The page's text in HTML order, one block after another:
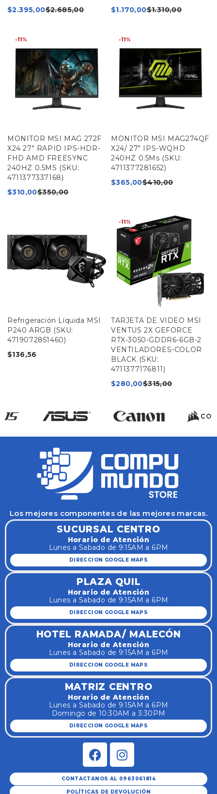
$2.685,00
$2.395,00
$1.310,00
$1.170,00
-11%
MONITOR MSI MAG 272F
X24 27" RAPID IPS-HDR-
FHD AMD FREESYNC
240HZ 0.5MS (SKU:
4711377337168)
$350,00
$310,00
-11%
MONITOR MSI MAG274QF
X24/ 27" IPS-WQHD
240HZ 0.5Ms (SKU:
4711377281652)
$410,00
$365,00
Refrigeración Líquida MSI
P240 ARGB (SKU:
4719072851460)
$136,56
-11%
TARJETA DE VIDEO MSI
VENTUS 2X GEFORCE
RTX-3050-GDDR6-6GB-2
VENTILADORES-COLOR
BLACK (SKU:
4711377176811)
$315,00
$280,00
Los mejores componentes de las mejores marcas.
SUCURSAL CENTRO
Horario de Atención
Lunes a Sabado de 9:15AM a 6PM
DIRECCION GOOGLE MAPS
PLAZA QUIL
Horario de Atención
Lunes a Sabado de 9:15AM a 6PM
DIRECCION GOOGLE MAPS
HOTEL RAMADA/ MALECÓN
Horario de Atención
Lunes a Sabado de 9:15AM a 6PM
DIRECCION GOOGLE MAPS
MATRIZ CENTRO
Horario de Atención
Lunes a Sabado de 9:15AM a 6PM
Domingo de 10:30AM a 3:30PM
DIRECCION GOOGLE MAPS
CONTACTANOS AL 0963061814
POLÍTICAS DE DEVOLUCIÓN